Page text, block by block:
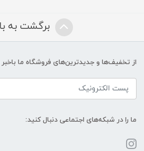
برگشت به
از تخفیف‌ها و جدیدترین‌های فروشگاه ما
ما را در شبکه‌های اجتماعی دنبال کنید: